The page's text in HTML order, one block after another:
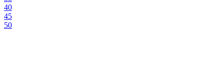
40
45
50